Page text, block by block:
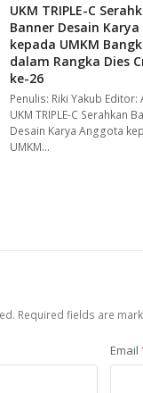
UKM TRIPLE-C
Banner Desain
kepada UMKM
dalam Rangka Dies
ke-26
Penulis: Riki Yakub Editor:
UKM TRIPLE-C Serahkan
Desain Karya Anggota
UMKM…
Required fields are
Email